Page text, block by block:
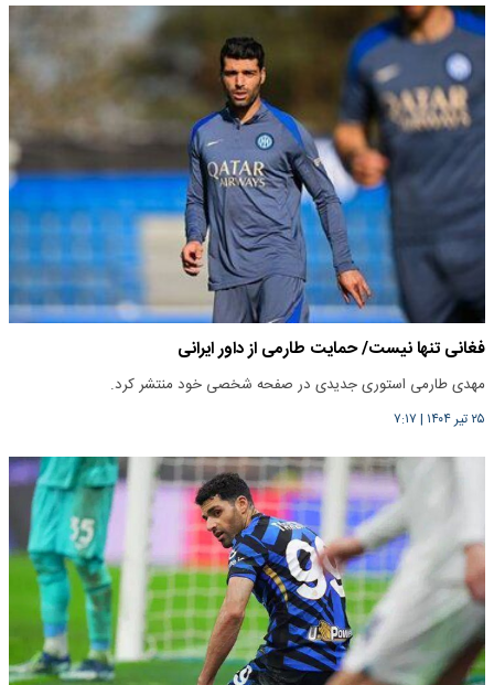
فغانی تنها نیست/ حمایت طارمی از داور ایرانی
مهدی طارمی استوری جدیدی در صفحه شخصی خود منتشر کرد.
۲۵ تیر ۱۴۰۴ | ۷:۱۷